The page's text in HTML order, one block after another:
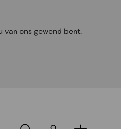
van ons gewend bent.